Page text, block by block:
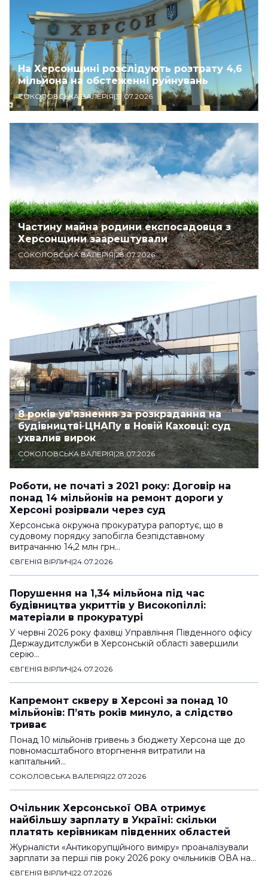
На Херсонщині розслідують розтрату 4,6
мільйона на обстеженні руйнувань
СОКОЛОВСЬКА ВАЛЕРІЯ|31.07.2026
Частину майна родини експосадовця з
Херсонщини заарештували
СОКОЛОВСЬКА ВАЛЕРІЯ|28.07.2026
8 років ув’язнення за розкрадання на
будівництві ЦНАПу в Новій Каховці: суд
ухвалив вирок
СОКОЛОВСЬКА ВАЛЕРІЯ|28.07.2026
Роботи, не початі з 2021 року: Договір на
понад 14 мільйонів на ремонт дороги у
Херсоні розірвали через суд
Херсонська окружна прокуратура рапортує, що в
судовому порядку запобігла безпідставному
витрачанню 14,2 млн грн…
ЄВГЕНІЯ ВІРЛИЧ|24.07.2026
Порушення на 1,34 мільйона під час
будівництва укриттів у Високопіллі:
матеріали в прокуратурі
У червні 2026 року фахівці Управління Південного офісу
Держаудитслужби в Херсонській області завершили
серію…
ЄВГЕНІЯ ВІРЛИЧ|24.07.2026
Капремонт скверу в Херсоні за понад 10
мільйонів: Пʼять років минуло, а слідство
триває
Понад 10 мільйонів гривень з бюджету Херсона ще до
повномасштабного вторгнення витратили на
капітальний…
СОКОЛОВСЬКА ВАЛЕРІЯ|22.07.2026
Очільник Херсонської ОВА отримує
найбільшу зарплату в Україні: скільки
платять керівникам південних областей
Журналісти «Антикорупційного виміру» проаналізували
зарплати за перші пів року 2026 року очільників ОВА на…
ЄВГЕНІЯ ВІРЛИЧ|22.07.2026